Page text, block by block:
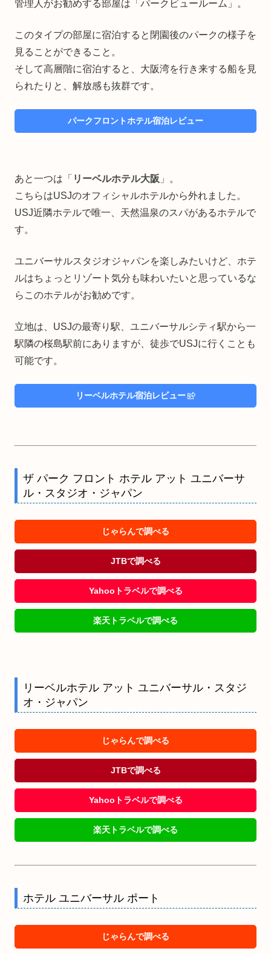
管理人がお勧めする部屋は「パークビュールーム」。
このタイプの部屋に宿泊すると閉園後のパークの様子を
見ることができること。
そして高層階に宿泊すると、大阪湾を行き来する船を見
られたりと、解放感も抜群です。
パークフロントホテル宿泊レビュー
あと一つは「 リーベルホテル大阪 」。
こちらはUSJのオフィシャルホテルから外れました。
USJ近隣ホテルで唯一、天然温泉のスパがあるホテルで
す。
ユニバーサルスタジオジャパンを楽しみたいけど、ホテ
ルはちょっとリゾート気分も味わいたいと思っているな
らこのホテルがお勧めです。
立地は、USJの最寄り駅、ユニバーサルシティ駅から一
駅隣の桜島駅前にありますが、徒歩でUSJに行くことも
可能です。
リーベルホテル宿泊レビュー
ザ パーク フロント ホテル アット ユニバーサ
ル・スタジオ・ジャパン
じゃらんで調べる
JTBで調べる
Yahooトラベルで調べる
楽天トラベルで調べる
リーベルホテル アット ユニバーサル・スタジ
オ・ジャパン
じゃらんで調べる
JTBで調べる
Yahooトラベルで調べる
楽天トラベルで調べる
ホテル ユニバーサル ポート
じゃらんで調べる